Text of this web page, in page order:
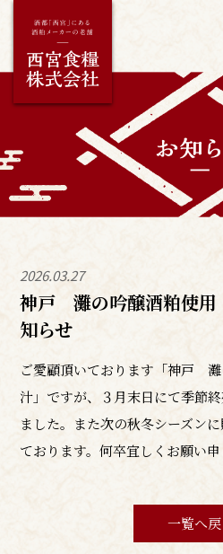
2026.03.27
神戸 灘の吟醸酒粕使
知らせ
ご愛顧頂いております「神戸
汁」ですが、３月末日にて季節
ました。また次の秋冬シーズン
ております。何卒宜しくお願い申
一覧へ戻